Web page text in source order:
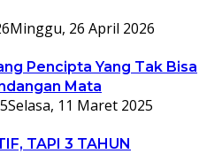
Minggu, 26 April 2026
Pencipta Yang Tak Bisa
Mata
Selasa, 11 Maret 2025
TAPI 3 TAHUN